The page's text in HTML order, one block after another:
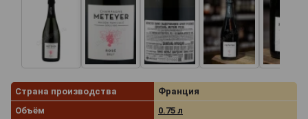
Страна производства
Франция
Объём
0.75 л